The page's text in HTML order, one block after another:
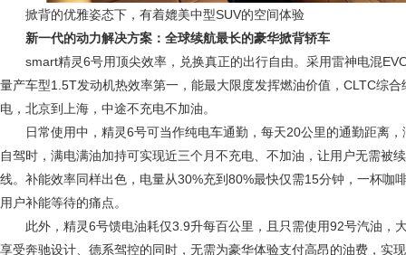
掀背的优雅姿态下，有着媲美中型SUV的空间体验
新一代的动力解决方案：全球续航最长的豪华掀背轿车
smart精灵6号用顶尖效率，兑换真正的出行自由。采用雷神电混
量产车型1.5T发动机热效率第一，能最大限度发挥燃油价值，CLTC综
电，北京到上海，中途不充电不加油。
日常使用中，精灵6号可当作纯电车通勤，每天20公里的通勤距离
自驾时，满电满油加持可实现近三个月不充电、不加油，让用户无需被
线。补能效率同样出色，电量从30%充到80%最快仅需15分钟，一杯咖
用户补能等待的痛点。
此外，精灵6号馈电油耗仅3.9升每百公里，且只需使用92号汽油，
享受奔驰设计、德系驾控的同时，无需为豪华体验支付高昂的油费，实